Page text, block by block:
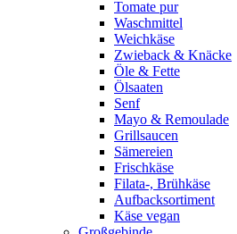
Tomate pur
Waschmittel
Weichkäse
Zwieback & Knäcke
Öle & Fette
Ölsaaten
Senf
Mayo & Remoulade
Grillsaucen
Sämereien
Frischkäse
Filata-, Brühkäse
Aufbacksortiment
Käse vegan